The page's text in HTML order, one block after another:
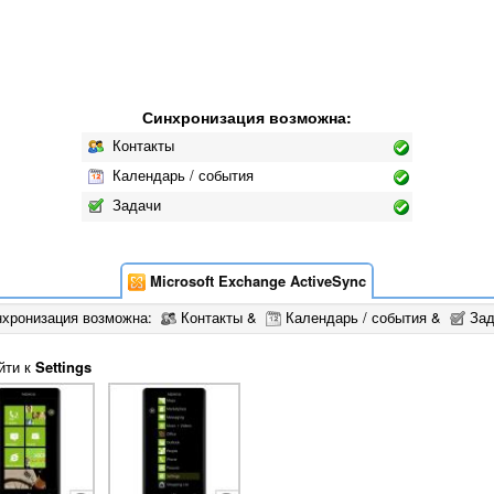
Синхронизация возможна:
Контакты
Календарь / события
Задачи
Microsoft Exchange ActiveSync
возможна:
Контакты & Календарь / события &
к Settings